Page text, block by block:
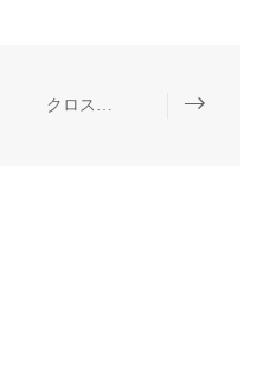
クロスボーダー投資とコンプライアンス